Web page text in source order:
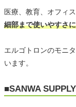
医療、教育、オフィ
細部まで使いやすさ
エルゴトロンのモニ
います。
■SANWA